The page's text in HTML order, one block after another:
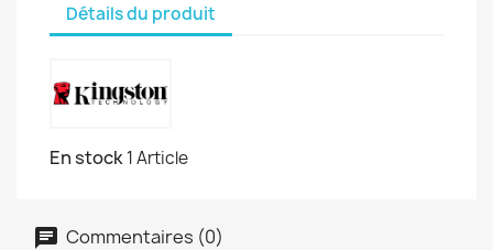
Détails du produit
En stock1 Article
Commentaires (0)